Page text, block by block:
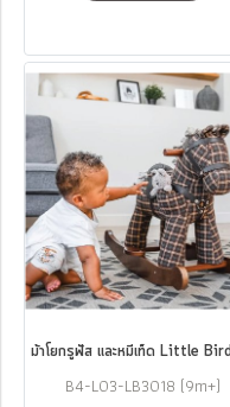
ม้าโยกรูฟัส และหมีเท็ด Little
B4-L03-LB3018 (9m+)